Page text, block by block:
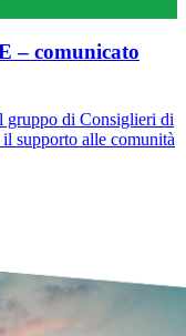
– comunicato
gruppo di Consiglieri di
supporto alle comunità